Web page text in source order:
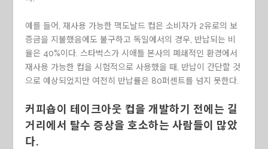
예를 들어, 재사용 가능한 맥도날드 컵은 소비자가 2유로의 보
증금을 지불했음에도 불구하고 독일에서의 경우, 반납되는 비
율은 40%이다. 스타벅스가 시애틀 본사의 폐쇄적인 환경에서
재사용 가능한 컵을 시험적으로 사용했을 때, 반납이 간단할 것
으로 예상되었지만 여전히 반납률은 80퍼센트를 넘지 못한다.
커피숍이 테이크아웃 컵을 개발하기 전에는 길
거리에서 탈수 증상을 호소하는 사람들이 많았
다.